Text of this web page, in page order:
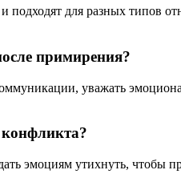
подходят для разных типов
примирения?
уважать
эмоциям утихнуть,